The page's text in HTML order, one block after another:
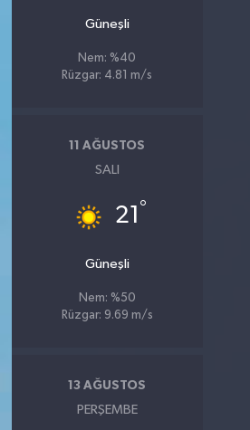
Güneşli
Nem: %40
Rüzgar: 4.81 m/s
11 AĞUSTOS
SALI
21 °
Güneşli
Nem: %50
Rüzgar: 9.69 m/s
13 AĞUSTOS
PERŞEMBE